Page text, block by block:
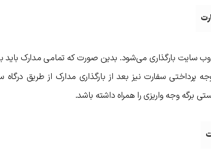
وب سایت بارگذاری می‌شود. بدین صورت که تمامی مدارک باید
پرداختی سفارت نیز بعد از بارگذاری مدارک از طریق
برگه وجه واریزی را همراه داشته باشد.